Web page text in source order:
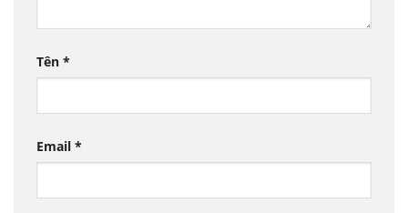
Tên *
Email *